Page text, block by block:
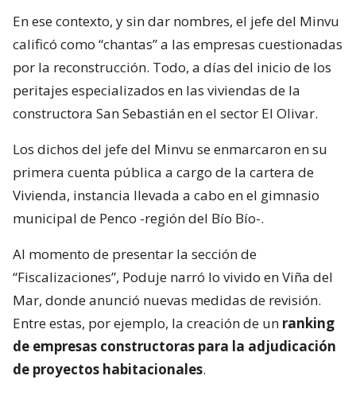
En ese contexto, y sin dar nombres, el jefe del Minvu
calificó como “chantas” a las empresas cuestionadas
por la reconstrucción. Todo, a días del inicio de los
peritajes especializados en las viviendas de la
constructora San Sebastián en el sector El Olivar.
Los dichos del jefe del Minvu se enmarcaron en su
primera cuenta pública a cargo de la cartera de
Vivienda, instancia llevada a cabo en el gimnasio
municipal de Penco -región del Bío Bío-.
Al momento de presentar la sección de
“Fiscalizaciones”, Poduje narró lo vivido en Viña del
Mar, donde anunció nuevas medidas de revisión.
Entre estas, por ejemplo, la creación de un ranking
de empresas constructoras para la adjudicación
de proyectos habitacionales.